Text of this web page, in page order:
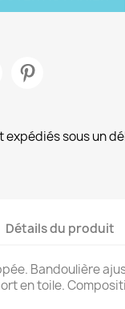
expédiés sous un
Détails du produit
Bandoulière
en toile.